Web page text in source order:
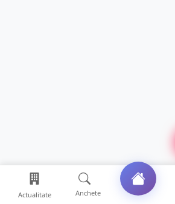
Actualitate Anchete